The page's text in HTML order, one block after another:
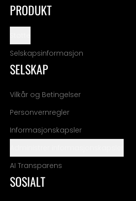
PRODUKT
Selskapsinformasjon
SELSKAP
Vilkår og Betingelser
Personvernregler
Informasjonskapsler
AI Transparens
SOSIALT